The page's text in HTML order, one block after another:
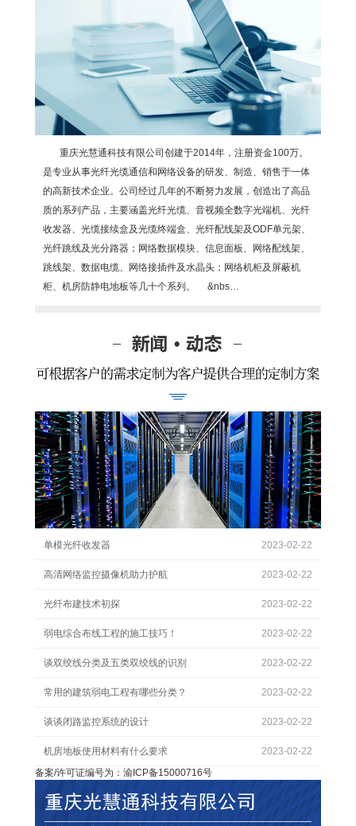
重庆光慧通科技有限公司创建于2014年，注册资金100万。
是专业从事光纤光缆通信和网络设备的研发、制造、销售于一体
的高新技术企业。公司经过几年的不断努力发展，创造出了高品
质的系列产品，主要涵盖光纤光缆、音视频全数字光端机、光纤
收发器、光缆接续盒及光缆终端盒、光纤配线架及ODF单元架、
光纤跳线及光分路器；网络数据模块、信息面板、网络配线架、
跳线架、数据电缆、网络接插件及水晶头；网络机柜及屏蔽机
柜、机房防静电地板等几十个系列。 &nbs…
2023-02-22
单模光纤收发器
2023-02-22
高清网络监控摄像机助力护航
2023-02-22
光纤布建技术初探
2023-02-22
弱电综合布线工程的施工技巧！
2023-02-22
谈双绞线分类及五类双绞线的识别
2023-02-22
常用的建筑弱电工程有哪些分类？
2023-02-22
谈谈闭路监控系统的设计
2023-02-22
机房地板使用材料有什么要求
备案/许可证编号为：渝ICP备15000716号